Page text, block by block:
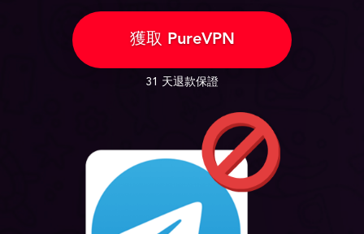
獲取 PureVPN
31 天退款保證